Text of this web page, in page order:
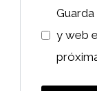
y web